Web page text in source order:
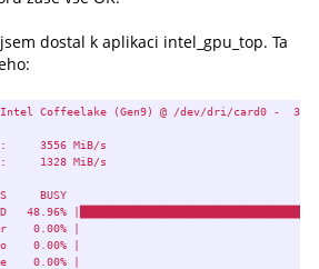
Yes
dostal k aplikaci intel_gpu_top. Ta
Coffeelake (Gen9) @ /dev/dri/card0 -
3556 MiB/s
1328 MiB/s
48.96%